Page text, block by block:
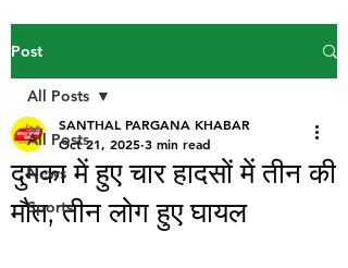
Post
All Posts
News
Sports
All Posts
दुमका में हुए चार हादसों में तीन की
मौत, तीन लोग हुए घायल
SANTHAL PARGANA KHABAR
Oct 21, 2025 3 min read